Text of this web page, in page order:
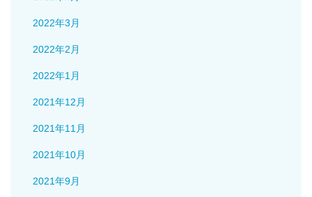
2022年3月
2022年2月
2022年1月
2021年12月
2021年11月
2021年10月
2021年9月